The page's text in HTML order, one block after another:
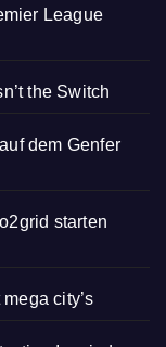
League
the Switch
dem Genfer
starten
city’s